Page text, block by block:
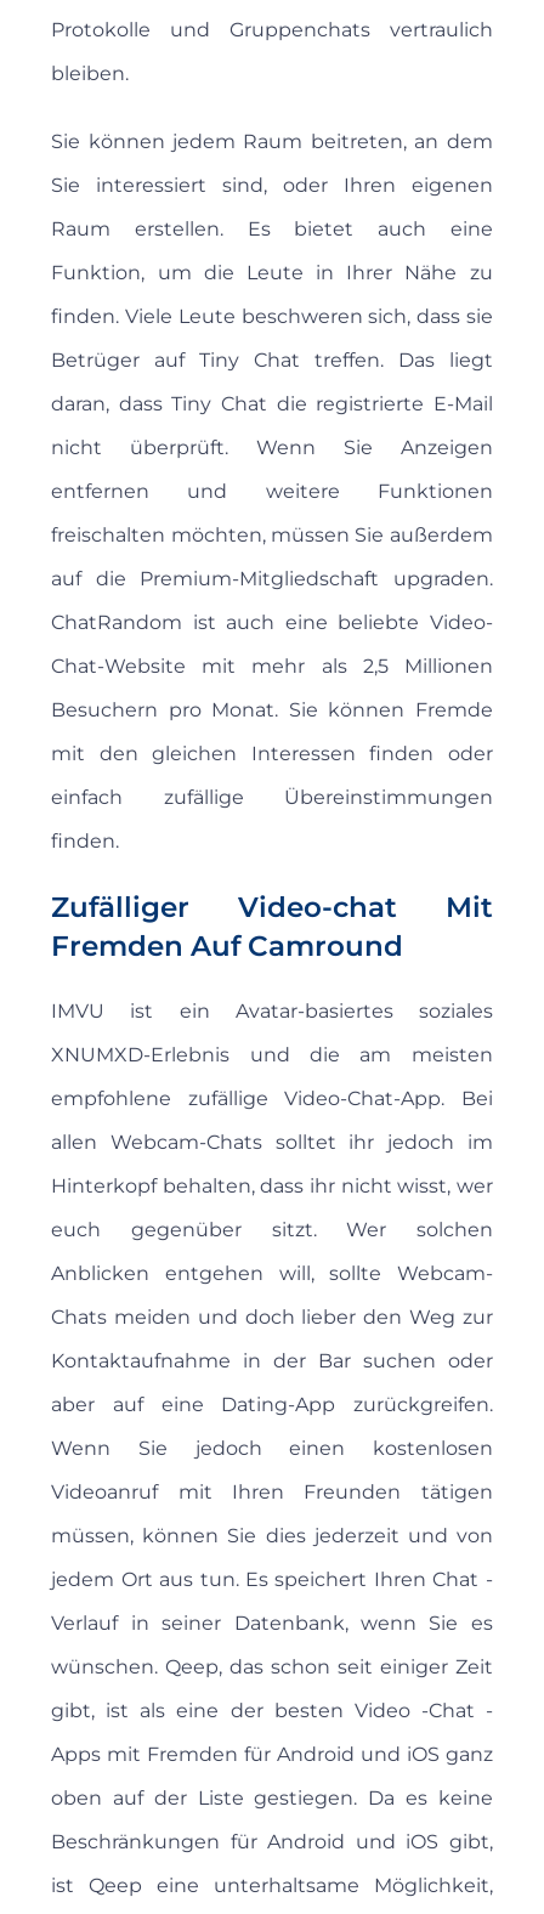
Protokolle und Gruppenchats vertraulich
bleiben.
Sie können jedem Raum beitreten, an dem
Sie interessiert sind, oder Ihren eigenen
Raum erstellen. Es bietet auch eine
Funktion, um die Leute in Ihrer Nähe zu
finden. Viele Leute beschweren sich, dass sie
Betrüger auf Tiny Chat treffen. Das liegt
daran, dass Tiny Chat die registrierte E-Mail
nicht überprüft. Wenn Sie Anzeigen
entfernen und weitere Funktionen
freischalten möchten, müssen Sie außerdem
auf die Premium-Mitgliedschaft upgraden.
ChatRandom ist auch eine beliebte Video-
Chat-Website mit mehr als 2,5 Millionen
Besuchern pro Monat. Sie können Fremde
mit den gleichen Interessen finden oder
einfach zufällige Übereinstimmungen
finden.
Zufälliger Video-chat Mit
Fremden Auf Camround
IMVU ist ein Avatar-basiertes soziales
XNUMXD-Erlebnis und die am meisten
empfohlene zufällige Video-Chat-App. Bei
allen Webcam-Chats solltet ihr jedoch im
Hinterkopf behalten, dass ihr nicht wisst, wer
euch gegenüber sitzt. Wer solchen
Anblicken entgehen will, sollte Webcam-
Chats meiden und doch lieber den Weg zur
Kontaktaufnahme in der Bar suchen oder
aber auf eine Dating-App zurückgreifen.
Wenn Sie jedoch einen kostenlosen
Videoanruf mit Ihren Freunden tätigen
müssen, können Sie dies jederzeit und von
jedem Ort aus tun. Es speichert Ihren Chat -
Verlauf in seiner Datenbank, wenn Sie es
wünschen. Qeep, das schon seit einiger Zeit
gibt, ist als eine der besten Video -Chat -
Apps mit Fremden für Android und iOS ganz
oben auf der Liste gestiegen. Da es keine
Beschränkungen für Android und iOS gibt,
ist Qeep eine unterhaltsame Möglichkeit,